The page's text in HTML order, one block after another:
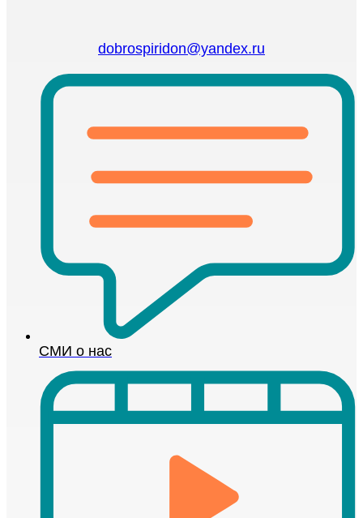
dobrospiridon@yandex.ru
СМИ о нас